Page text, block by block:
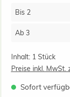
Bis 2
Ab 3
Inhalt: 1 Stück
Preise inkl. MwSt.
Sofort